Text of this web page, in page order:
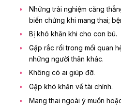
Những trải nghiệm căng
biến chứng khi mang thai;
Bị khó khăn khi cho con bú.
Gặp rắc rối trong mối quan
những người thân khác.
Không có ai giúp đỡ.
Gặp khó khăn về tài chính.
Mang thai ngoài ý muốn